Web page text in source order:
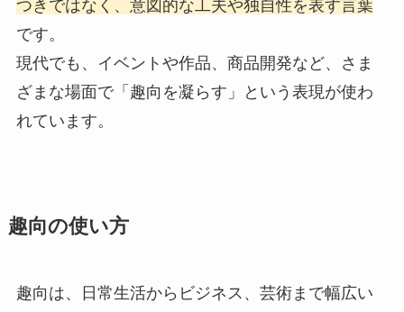
つきではなく、意図的な工夫や独自性を表す言葉
です。
現代でも、イベントや作品、商品開発など、さま
ざまな場面で「趣向を凝らす」という表現が使わ
れています。
趣向の使い方
趣向は、日常生活からビジネス、芸術まで幅広い